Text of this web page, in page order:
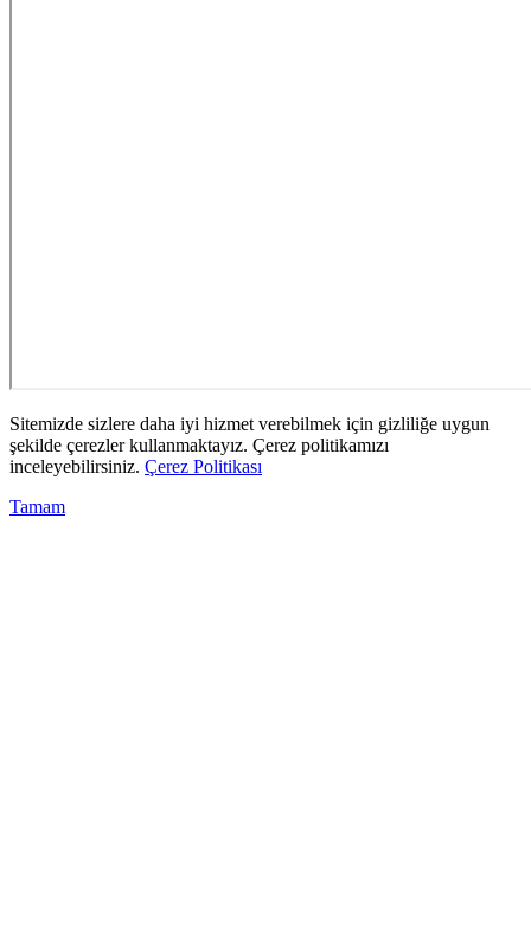
Sitemizde sizlere daha iyi hizmet verebilmek için gizliliğe uygun
şekilde çerezler kullanmaktayız. Çerez politikamızı
inceleyebilirsiniz. Çerez Politikası
Tamam